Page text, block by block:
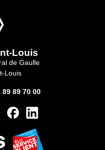
Louis
de Gaulle
Louis
89 89 70 00